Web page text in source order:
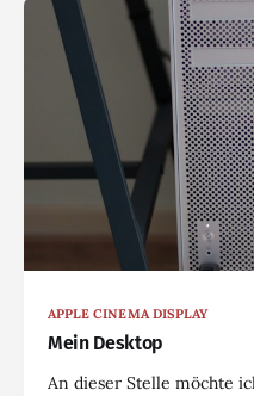
APPLE CINEMA DISPLAY
Mein Desktop
An dieser Stelle möchte